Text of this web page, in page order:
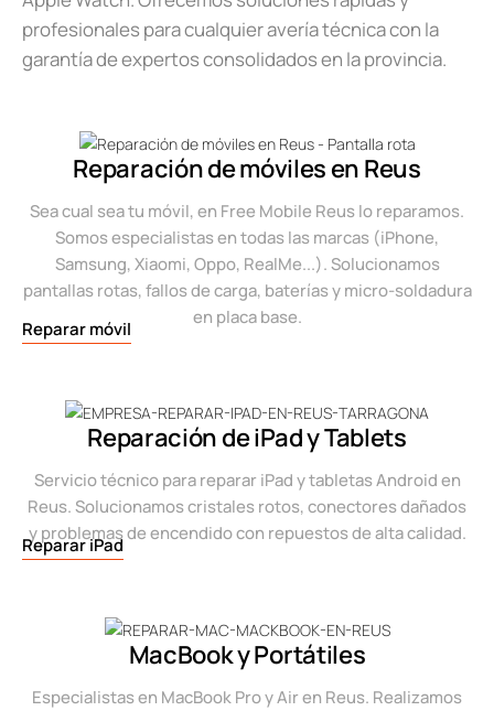
profesionales para cualquier avería técnica con la
garantía de expertos consolidados en la provincia.
Reparación de móviles en Reus
Sea cual sea tu móvil, en Free Mobile Reus lo reparamos.
Somos especialistas en todas las marcas (iPhone,
Samsung, Xiaomi, Oppo, RealMe...). Solucionamos
pantallas rotas, fallos de carga, baterías y micro-soldadura
en placa base.
Reparar móvil
Reparación de iPad y Tablets
Servicio técnico para reparar iPad y tabletas Android en
Reus. Solucionamos cristales rotos, conectores dañados
y problemas de encendido con repuestos de alta calidad.
Reparar iPad
MacBook y Portátiles
Especialistas en MacBook Pro y Air en Reus. Realizamos